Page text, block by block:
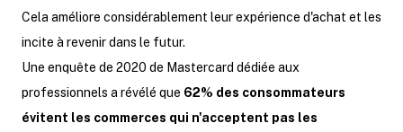
Cela améliore considérablement leur expérience d'achat et les
incite à revenir dans le futur.
Une enquête de 2020 de Mastercard dédiée aux
professionnels a révélé que 62% des consommateurs
évitent les commerces qui n'acceptent pas les